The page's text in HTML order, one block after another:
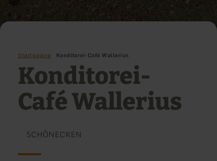
Startpagina Konditorei-Café Wallerius
Konditorei-
Café Wallerius
SCHÖNECKEN